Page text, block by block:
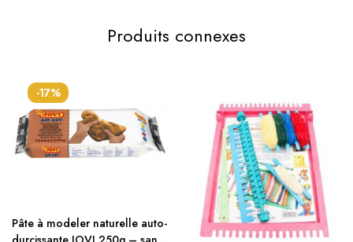
Produits connexes
-17%
Pâte à modeler naturelle auto-